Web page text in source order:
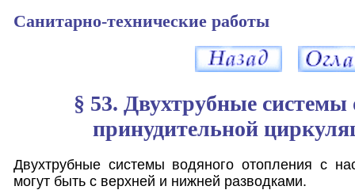
Санитарно-технические работы
§ 53. Двухтрубные системы
принудительной
Двухтрубные системы водяного отопления с
могут быть с верхней и нижней разводками.